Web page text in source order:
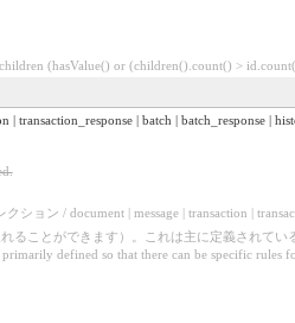
(hasValue() or (children().count() >
| batch | batch_response |
ン / document | message | transaction |
ことができます）。これは主に定義されて
defined so that there can be specific rules